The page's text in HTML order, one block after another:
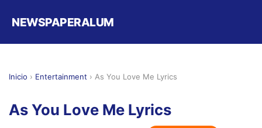
NEWSPAPERALUM
Inicio › Entertainment › As You Love Me Lyrics
As You Love Me Lyrics